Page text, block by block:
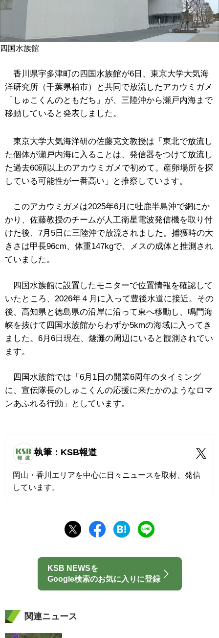
四国水族館
香川県宇多津町の四国水族館が6日、東京大学大気海
洋研究所（千葉県柏市）と共同で放流したアカウミガメ
「しゅこくんのともだち」が、三陸沖から瀬戸内海まで
移動していると発表しました。
東京大学大気海洋研の佐藤克文教授は「東北で放流し
た個体が瀬戸内海に入ることは、発信器をつけて放流し
た過去60頭以上のアカウミガメで初めて。産卵場所を探
している可能性が一番高い」と推察しています。
このアカウミガメは2025年6月に牡鹿半島沖で網にか
かり、佐藤教授のチームが人工衛星電波発信機を取り付
けた後、7月5日に三陸沖で放流されました。捕獲時の大
きさは甲長96cm、体重147kgで、メスの成体と推測され
ていました。
四国水族館に設置したモニターで位置情報を確認して
いたところ、2026年４月に入って豊後水道に接近。その
後、高知県と徳島県の沿岸に沿って東へ移動し、鳴門海
峡を抜けて四国水族館からわずか5kmの海域に入ってき
ました。6月6日現在、燧灘の周辺にいると観測されてい
ます。
四国水族館では「6月1日の開業6周年のタイミング
に、宣伝隊長のしゅこくんの応援に来たかのようなロマ
ンあふれる行動」としています。
執筆：KSB報道
岡山・香川エリアを中心に日々ニュースを取材、発信
しています。
KSB NEWSを
Google検索のお気に入りに登録
関連ニュース